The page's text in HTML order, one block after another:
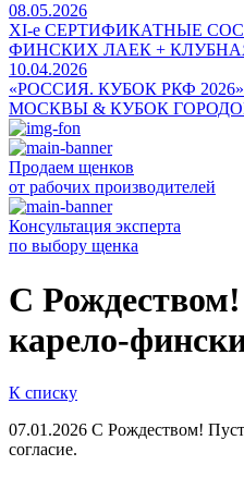
08.05.2026
ХI-е СЕРТИФИКАТНЫЕ
ФИНСКИХ ЛАЕК +
10.04.2026
«РОССИЯ. КУБОК РКФ
МОСКВЫ & КУБОК
Продаем щенков
от рабочих производителей
Консультация эксперта
по выбору щенка
С
карело-
К списку
07.01.2026 С Рождеством!
согласие.